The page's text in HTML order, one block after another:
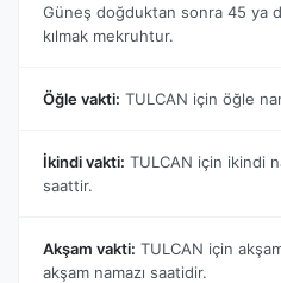
Güneş doğduktan sonra 45 ya
kılmak mekruhtur.
Öğle vakti: TULCAN için öğle
İkindi vakti: TULCAN için ikindi
saattir.
Akşam vakti: TULCAN için
akşam namazı saatidir.